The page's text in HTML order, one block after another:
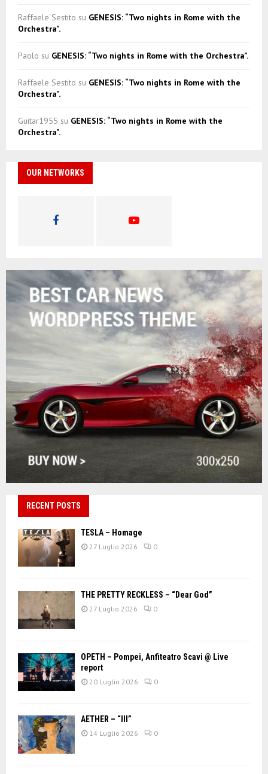
Raffaele Sestito su GENESIS: “Two nights in Rome with the
Orchestra”.
Paolo su GENESIS: “Two nights in Rome with the Orchestra”.
Raffaele Sestito su GENESIS: “Two nights in Rome with the
Orchestra”.
Guitar1955 su GENESIS: “Two nights in Rome with the
Orchestra”.
OUR NETWORKS
RECENT POSTS
TESLA – Homage
27 Luglio 2026 0
THE PRETTY RECKLESS – “Dear God”
27 Luglio 2026 0
OPETH – Pompei, Anfiteatro Scavi @ Live
report
20 Luglio 2026 0
AETHER – “III”
14 Luglio 2026 0